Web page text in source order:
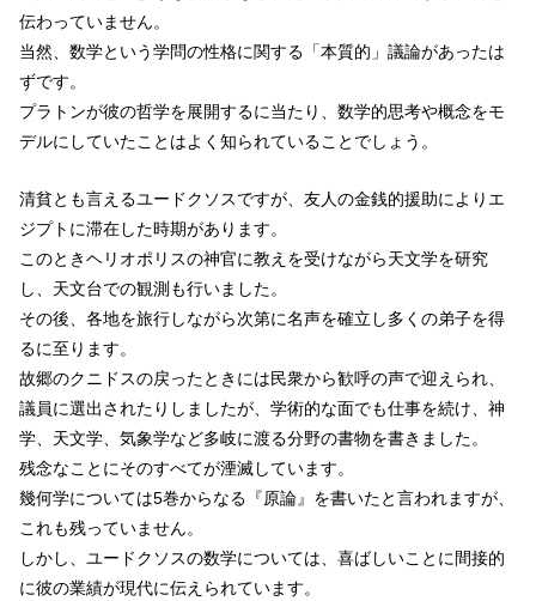
伝わっていません。
当然、数学という学問の性格に関する「本質的」議論があったは
ずです。
プラトンが彼の哲学を展開するに当たり、数学的思考や概念をモ
デルにしていたことはよく知られていることでしょう。
清貧とも言えるユードクソスですが、友人の金銭的援助によりエ
ジプトに滞在した時期があります。
このときヘリオポリスの神官に教えを受けながら天文学を研究
し、天文台での観測も行いました。
その後、各地を旅行しながら次第に名声を確立し多くの弟子を得
るに至ります。
故郷のクニドスの戻ったときには民衆から歓呼の声で迎えられ、
議員に選出されたりしましたが、学術的な面でも仕事を続け、神
学、天文学、気象学など多岐に渡る分野の書物を書きました。
残念なことにそのすべてが湮滅しています。
幾何学については5巻からなる『原論』を書いたと言われますが、
これも残っていません。
しかし、ユードクソスの数学については、喜ばしいことに間接的
に彼の業績が現代に伝えられています。